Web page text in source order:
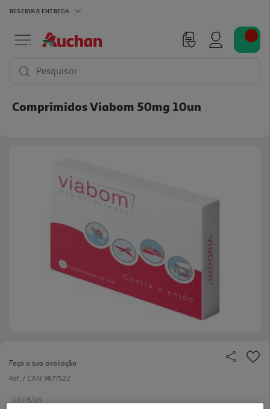
RESERVAR ENTREGA
Pesquisar
Comprimidos Viabom 50mg 10un
Faça a sua avaliação
Ref. / EAN: 9877522
0.45 €/un